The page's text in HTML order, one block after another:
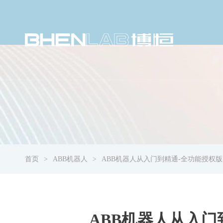
首页 ABB机器人 ABB机器人从入门到精通-全功能授权